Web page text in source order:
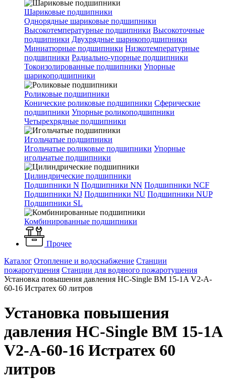
Шариковые подшипники
Однорядные шариковые подшипники
Высокотемпературные подшипники Высокоточные
подшипники Двухрядные шарикоподшипники
Миниатюрные подшипники Низкотемпературные
подшипники Радиально-упорные подшипники
Токоизолированные подшипники Упорные
шарикоподшипники
Роликовые подшипники
Конические роликовые подшипники Сферические
подшипники Упорные роликоподшипники
Четырехрядные подшипники
Игольчатые подшипники
Игольчатые роликовые подшипники Упорные
игольчатые подшипники
Цилиндрические подшипники
Подшипники N Подшипники NN Подшипники NCF
Подшипники NJ Подшипники NU Подшипники NUP
Подшипники SL
Комбинированные подшипники
Прочее
Каталог Отопление и водоснабжение Станции
пожаротушения Станции для водяного пожаротушения
Установка повышения давления HC-Single BM 15-1A V2-A-
60-16 Истратех 60 литров
Установка повышения
давления HC-Single BM 15-1A
V2-A-60-16 Истратех 60
литров